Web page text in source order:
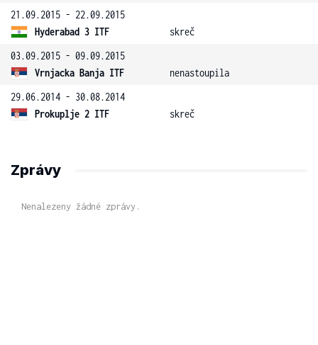
21.09.2015 - 22.09.2015
Hyderabad 3 ITF
skreč
03.09.2015 - 09.09.2015
Vrnjacka Banja ITF
nenastoupila
29.06.2014 - 30.08.2014
Prokuplje 2 ITF
skreč
Zprávy
Nenalezeny žádné zprávy.